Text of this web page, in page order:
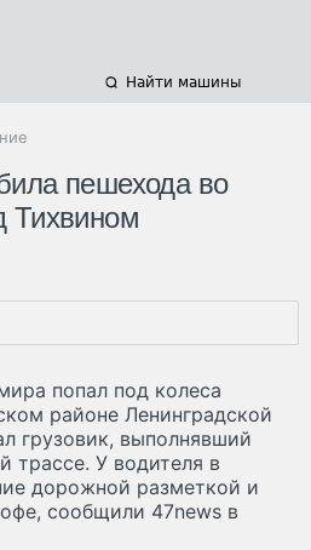
Найти машины
пешехода во
Тихвином
попал под колеса
районе Ленинградской
грузовик, выполнявший
трассе. У водителя в
дорожной разметкой и
сообщили 47news в